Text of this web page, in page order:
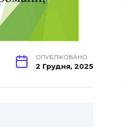
ОПУБЛІКОВАНО
2 Грудня, 2025